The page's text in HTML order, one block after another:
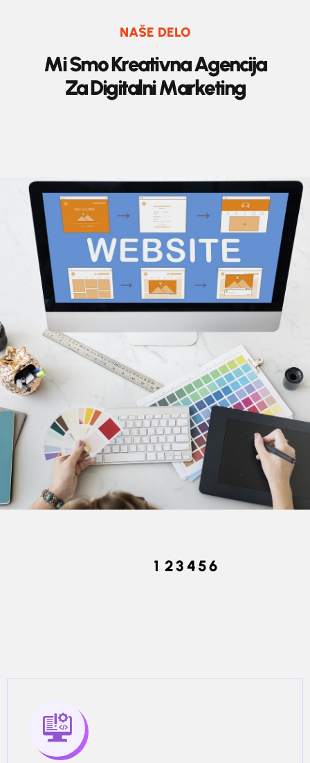
NAŠE DELO
MiSmoKreativnaAgencija
ZaDigitalniMarketing
Izdelava In
Optimizacija
Spletnih Strani
1 23456